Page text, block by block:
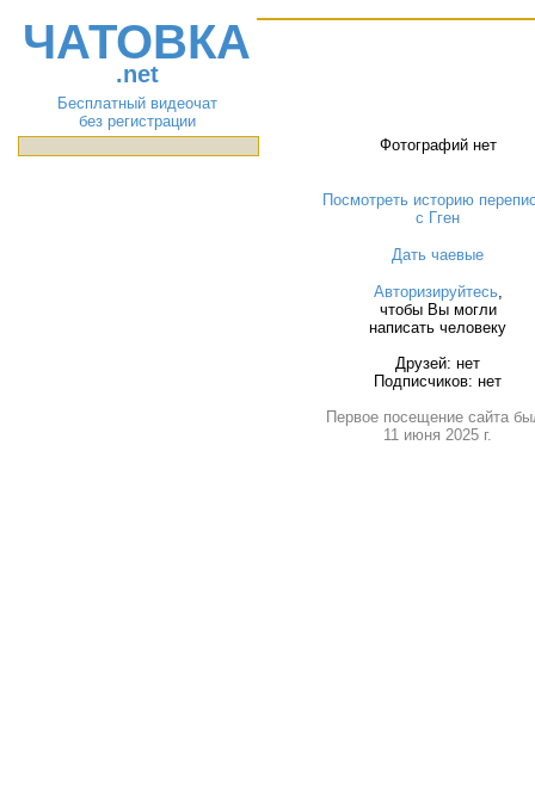
ЧАТОВКА
.net
Бесплатный видеочат
без регистрации
Фотографий нет
Посмотреть историю
с Гген
Дать чаевые
Авторизируйтесь,
чтобы Вы могли
написать человеку
Друзей: нет
Подписчиков: нет
Первое посещение сайта
11 июня 2025 г.